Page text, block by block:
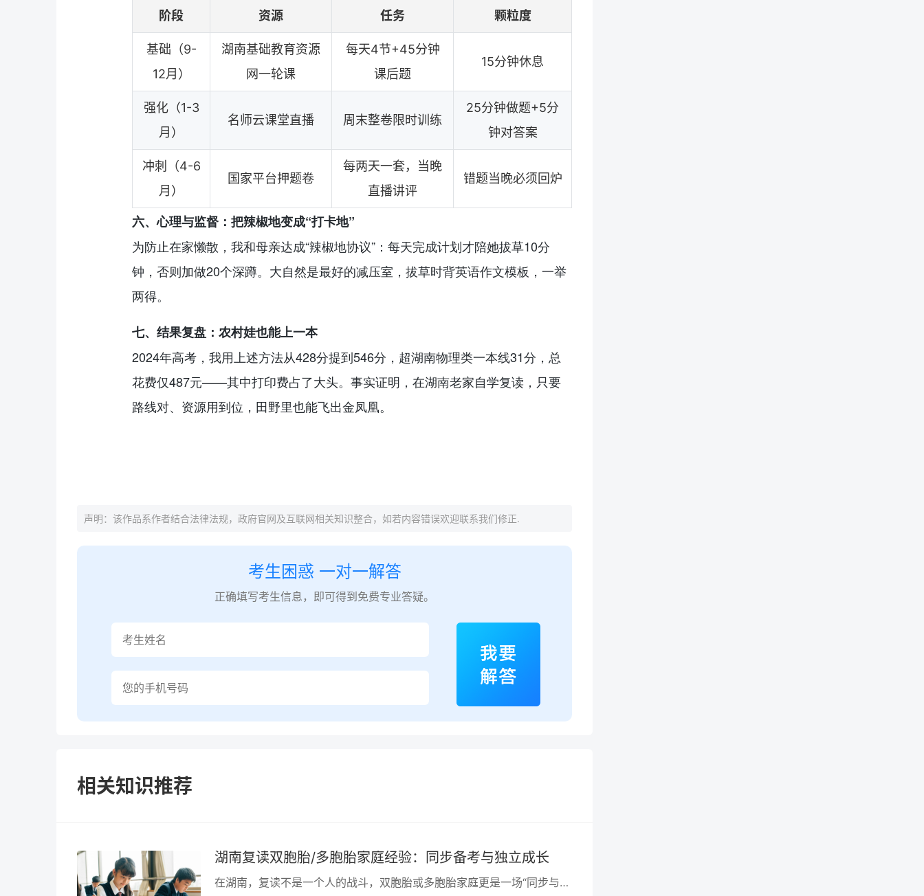
阶段 资源 任务 颗粒度
基础（9-
12月）
湖南基础教育资源
网一轮课
每天4节+45分钟
课后题
15分钟休息
强化（1-3
月）
名师云课堂直播 周末整卷限时训练
25分钟做题+5分
钟对答案
冲刺（4-6
月）
国家平台押题卷
每两天一套，当晚
直播讲评
错题当晚必须回炉
六、心理与监督：把辣椒地变成“打卡地”
为防止在家懒散，我和母亲达成“辣椒地协议”：每天完成计划才陪她拔草10分
钟，否则加做20个深蹲。大自然是最好的减压室，拔草时背英语作文模板，一举
两得。
七、结果复盘：农村娃也能上一本
2024年高考，我用上述方法从428分提到546分，超湖南物理类一本线31分，总
花费仅487元——其中打印费占了大头。事实证明，在湖南老家自学复读 ，只要
路线对、资源用到位，田野里也能飞出金凤凰。
声明：该作品系作者结合法律法规，政府官网及互联网相关知识整合，如若内容错误欢迎联系我们修正.
考生困惑 一对一解答
正确填写考生信息，即可得到免费专业答疑。
相关知识推荐
湖南复读双胞胎/多胞胎家庭经验：同步备考与独立成长
在湖南，复读不是一个人的战斗，双胞胎或多胞胎家庭更是一场“同步与独立”的双重修炼。当她们走出考场，拥抱的不仅是分数，更是学会独立却依然并肩的自己。